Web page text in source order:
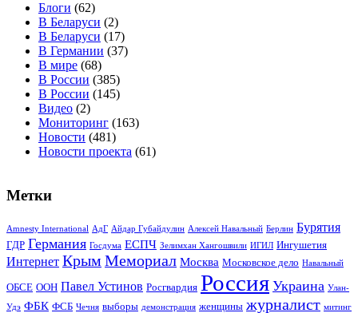
Блоги (62)
В Беларуси (2)
В Беларуси (17)
В Германии (37)
В мире (68)
В России (385)
В России (145)
Видео (2)
Мониторинг (163)
Новости (481)
Новости проекта (61)
Метки
Amnesty International АдГ Айдар Губайдулин Алексей Навальный Берлин Бурятия
ГДР Германия Госдума ЕСПЧ Зелимхан Хангошвили ИГИЛ Ингушетия
Интернет Крым Мемориал Москва Московское дело Навальный
ОБСЕ ООН Павел Устинов Росгвардия Россия Украина Улан-
Удэ ФБК ФСБ Чечня выборы демонстрация женщины журналист митинг